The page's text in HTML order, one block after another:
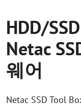
HDD/
Netac
웨어
Netac SSD Tool